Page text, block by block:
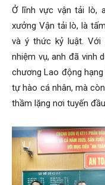
Ở lĩnh vực vận tải lò,
xưởng Vận tải lò, là
và ý thức kỷ luật. Với
nhiệm vụ, anh đã vinh
chương Lao động
tự hào cá nhân, mà
thầm lặng nơi tuyến